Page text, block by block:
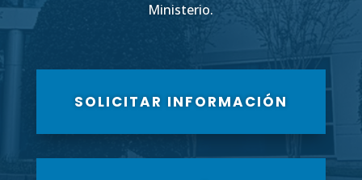
Ministerio.
SOLICITAR INFORMACIÓN